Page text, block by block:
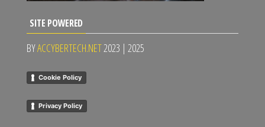
SITE POWERED
BYACCYBERTECH.NET2023 | 2025
Cookie Policy
Privacy Policy